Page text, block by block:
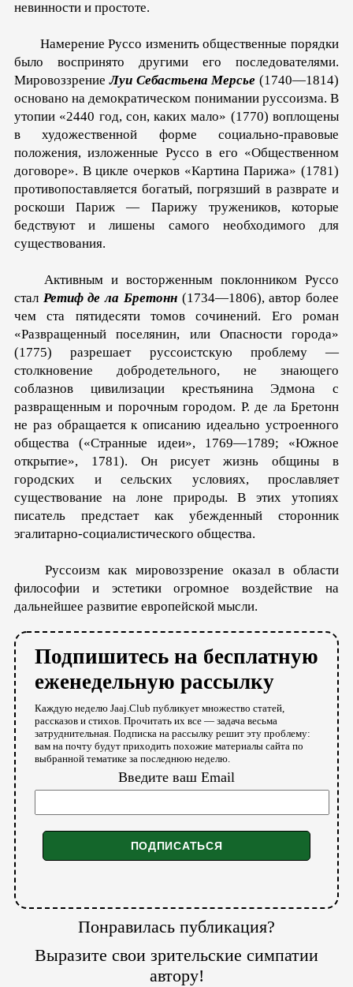
невинности и простоте.
Намерение Руссо изменить общественные порядки
было воспринято другими его последователями.
МировоззрениеЛуи Себастьена Мерсье (1740—1814)
основано на демократическом понимании руссоизма. В
утопии «2440 год, сон, каких мало» (1770) воплощены
в художественной форме социально-правовые
положения, изложенные Руссо в его «Общественном
договоре». В цикле очерков «Картина Парижа» (1781)
противопоставляется богатый, погрязший в разврате и
роскоши Париж — Парижу тружеников, которые
бедствуют и лишены самого необходимого для
существования.
Активным и восторженным поклонником Руссо
стал Ретиф де ла Бретонн(1734—1806), автор более
чем ста пятидесяти томов сочинений. Его роман
«Развращенный поселянин, или Опасности города»
(1775) разрешает руссоистскую проблему —
столкновение добродетельного, не знающего
соблазнов цивилизации крестьянина Эдмона с
развращенным и порочным городом. Р. де ла Бретонн
не раз обращается к описанию идеально устроенного
общества («Странные идеи», 1769—1789; «Южное
открытие», 1781). Он рисует жизнь общины в
городских и сельских условиях, прославляет
существование на лоне природы. В этих утопиях
писатель предстает как убежденный сторонник
эгалитарно-социалистического общества.
Руссоизм как мировоззрение оказал в области
философии и эстетики огромное воздействие на
дальнейшее развитие европейской мысли.
Подпишитесь на бесплатную
еженедельную рассылку
Каждую неделю Jaaj.Club публикует множество статей,
рассказов и стихов. Прочитать их все — задача весьма
затруднительная. Подписка на рассылку решит эту проблему:
вам на почту будут приходить похожие материалы сайта по
выбранной тематике за последнюю неделю.
Введите ваш Email
Понравилась публикация?
Выразите свои зрительские симпатии
автору!